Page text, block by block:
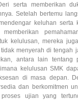
serta memberikan
Setelah bertemu
keluhan serta
kelulusan, mereka
menyerah di tengah
antara lain tentang
kelulusan SMK
di masa depan.
dan berkomitmen
ujian yang